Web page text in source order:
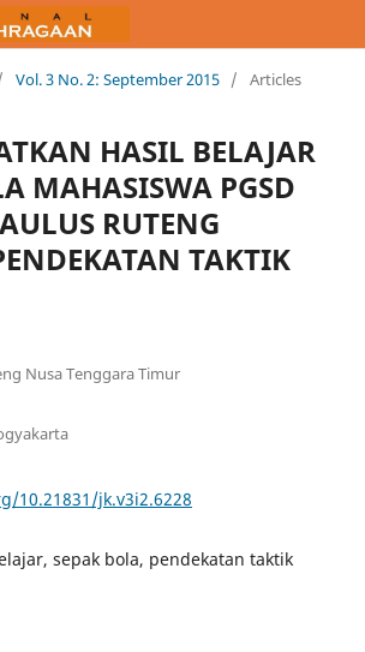
Vol. 3 No. 2: September 2015 / Articles
HASIL BELAJAR
MAHASISWA PGSD
RUTENG
TAKTIK
Nusa Tenggara Timur
10.21831/jk.v3i2.6228
sepak bola, pendekatan taktik